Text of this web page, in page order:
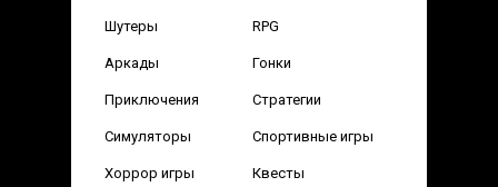
Шутеры RPG
Аркады Гонки
Приключения Стратегии
Симуляторы Спортивные игры
Хоррор игры Квесты